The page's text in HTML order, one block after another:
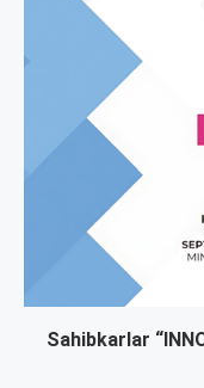
Sahibkarlar